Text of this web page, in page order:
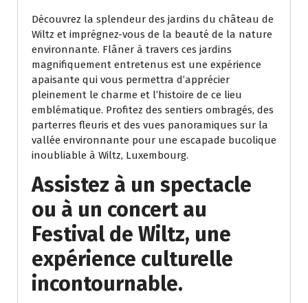
Découvrez la splendeur des jardins du château de
Wiltz et imprégnez-vous de la beauté de la nature
environnante. Flâner à travers ces jardins
magnifiquement entretenus est une expérience
apaisante qui vous permettra d’apprécier
pleinement le charme et l’histoire de ce lieu
emblématique. Profitez des sentiers ombragés, des
parterres fleuris et des vues panoramiques sur la
vallée environnante pour une escapade bucolique
inoubliable à Wiltz, Luxembourg.
Assistez à un spectacle
ou à un concert au
Festival de Wiltz, une
expérience culturelle
incontournable.